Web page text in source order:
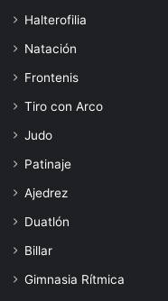
Halterofilia
Natación
Frontenis
Tiro con Arco
Judo
Patinaje
Ajedrez
Duatlón
Billar
Gimnasia Rítmica